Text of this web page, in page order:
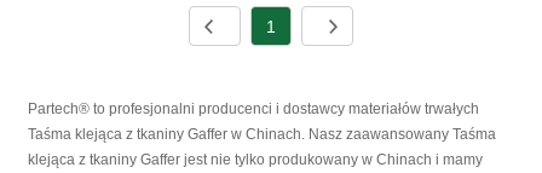
1
Partech® to profesjonalni producenci i dostawcy materiałów trwałych
Taśma klejąca z tkaniny Gaffer w Chinach. Nasz zaawansowany Taśma
klejąca z tkaniny Gaffer jest nie tylko produkowany w Chinach i mamy